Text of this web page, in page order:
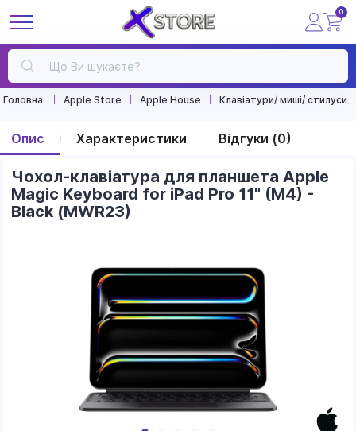
0
Головна Apple Store Apple House Клавіатури/ миші/ стилуси
Опис Характеристики Відгуки (0)
Чохол-клавіатура для планшета Apple
Magic Keyboard for iPad Pro 11" (M4) -
Black (MWR23)